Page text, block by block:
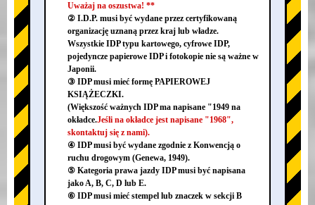
Uważaj na oszustwa! **
② I.D.P. musi być wydane przez certyfikowaną
organizację uznaną przez kraj lub władze.
Wszystkie IDP typu kartowego, cyfrowe IDP,
pojedyncze papierowe IDP i fotokopie nie są ważne w
Japonii.
③ IDP musi mieć formę PAPIEROWEJ
KSIĄŻECZKI.
(Większość ważnych IDP ma napisane "1949 na
okładce.Jeśli na okładce jest napisane "1968",
skontaktuj się z nami).
④ IDP musi być wydane zgodnie z Konwencją o
ruchu drogowym (Genewa, 1949).
⑤ Kategoria prawa jazdy IDP musi być napisana
jako A, B, C, D lub E.
⑥ IDP musi mieć stempel lub znaczek w sekcji B